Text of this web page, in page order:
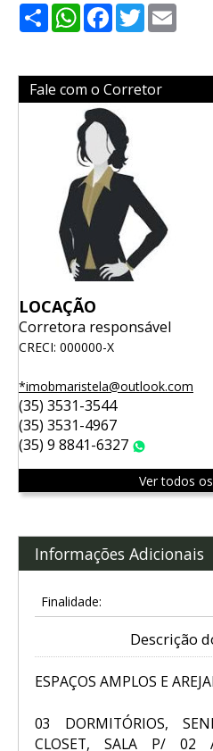
ShareWhatsApp
Facebook
Twitter
Fale com o Corretor
LOCAÇÃO
Corretora responsável
CRECI: 000000-X
*imobmaristela@outlook.com
(35) 3531-3544
(35) 3531-4967
(35) 9 8841-6327
Ver todos
Informações Adicionais
Finalidade:
Descrição
ESPAÇOS AMPLOS E
03 DORMITÓRIOS,
CLOSET, SALA P/ 02